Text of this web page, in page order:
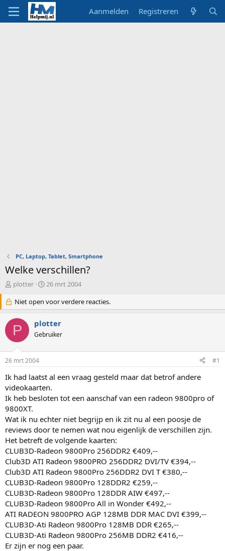
Aanmelden Registreren
PC, Laptop, Tablet, Smartphone
Welke verschillen?
O
d
e
r
w
e
s
t
a
r
t
e
r
plotter
S
a
r
t
d
a
m
26 mrt 2004
Niet open voor verdere reacties.
P plotter
Gebruiker
26 mrt 2004 #1
Ik had laatst al een vraag gesteld maar dat betrof andere
videokaarten.
Ik heb besloten tot een aanschaf van een radeon 9800pro of
9800XT.
Wat ik nu echter niet begrijp en ik zit nu al een poosje de
reviews door te nemen wat nou eigenlijk de verschillen zijn.
Het betreft de volgende kaarten:
CLUB3D-Radeon 9800Pro 256DDR2 €409,--
Club3D ATI Radeon 9800PRO 256DDR2 DVI/TV €394,--
Club3D ATI Radeon 9800Pro 256DDR2 DVI T €380,--
CLUB3D-Radeon 9800Pro 128DDR2 €259,--
CLUB3D-Radeon 9800Pro 128DDR AIW €497,--
CLUB3D-Radeon 9800Pro All in Wonder €492,--
ATI RADEON 9800PRO AGP 128MB DDR MAC DVI €399,--
CLUB3D-Ati Radeon 9800Pro 128MB DDR €265,--
CLUB3D-Ati Radeon 9800Pro 256MB DDR2 €416,--
Er zijn er nog een paar.